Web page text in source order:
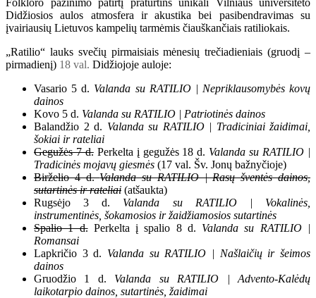
Didžiosios aulos atmosfera ir akustika bei pasibendravimas su
įvairiausių Lietuvos kampelių tarmėmis čiauškančiais ratiliokais.
„Ratilio“ lauks svečių pirmaisiais mėnesių trečiadieniais (gruodį –
pirmadienį) 18 val. Didžiojoje auloje:
Vasario 5 d. Valanda su RATILIO | Nepriklausomybės kovų
dainos
Kovo 5 d. Valanda su RATILIO | Patriotinės dainos
Balandžio 2 d. Valanda su RATILIO | Tradiciniai žaidimai,
šokiai ir rateliai
Gegužės 7 d.Perkelta į gegužės 18 d. Valanda su RATILIO |
Tradicinės mojavų giesmės (17 val. Šv. Jonų bažnyčioje)
Birželio 4 d.Valanda su RATILIO | Rasų šventės dainos,
sutartinės ir rateliai (atšaukta)
Rugsėjo 3 d. Valanda su RATILIO | Vokalinės,
instrumentinės, šokamosios ir žaidžiamosios sutartinės
Spalio 1 d.Perkelta į spalio 8 d. Valanda su RATILIO |
Romansai
Lapkričio 3 d. Valanda su RATILIO | Našlaičių ir šeimos
dainos
Gruodžio 1 d. Valanda su RATILIO | Advento-Kalėdų
laikotarpio dainos, sutartinės, žaidimai